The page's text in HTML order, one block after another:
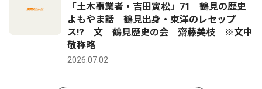
「土木事業者・吉田寅松」71 鶴見の歴史
よもやま話 鶴見出身・東洋のレセップ
ス!? 文 鶴見歴史の会 齋藤美枝 ※文中
敬称略
2026.07.02